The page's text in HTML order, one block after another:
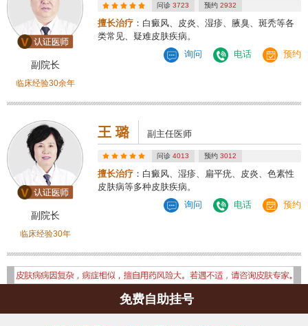
副院长
临床经验30余年
问诊3723 预约 2932
擅长治疗 ：白癜风、皮炎、湿疹、腋臭、斑秃等各
类常见、疑难皮肤疾病。
询问
电话 预约
副院长
临床经验30年
王 璐 副主任医师
问诊4013 预约 3012
擅长治疗 ：白癜风、湿疹、扁平疣、皮炎、色素性
皮肤病等多种皮肤疾病。
询问
电话 预约
免费自助挂号